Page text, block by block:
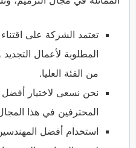
تعتمد الشركة على
المطلوبة لأعمال
من الفئة العليا.
نحن نسعى لاختيار أفضل
المحترفين في هذا
استخدام أفضل